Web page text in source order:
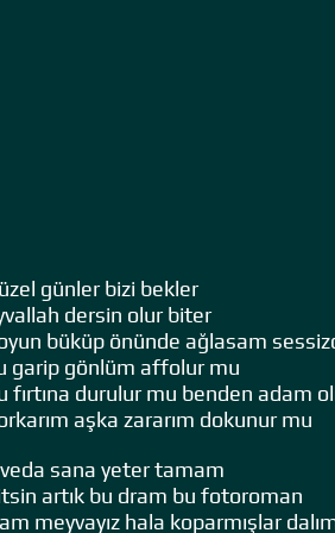
günler bizi bekler
dersin olur biter
büküp önünde ağlasam
garip gönlüm affolur mu
fırtına durulur mu benden adam
aşka zararım dokunur mu
sana yeter tamam
artık bu dram bu fotoroman
meyvayız hala koparmışlar